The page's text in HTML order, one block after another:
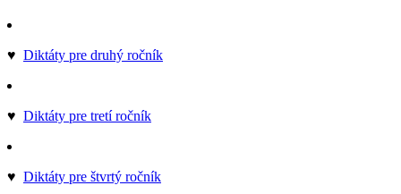
♥ Diktáty pre druhý ročník
♥ Diktáty pre tretí ročník
♥ Diktáty pre štvrtý ročník